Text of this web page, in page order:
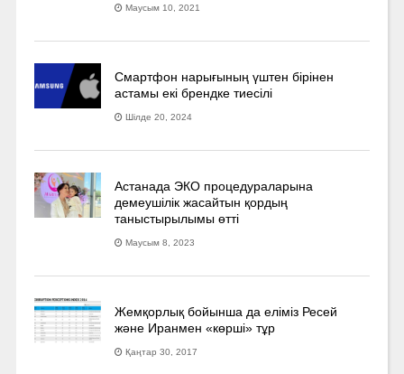
Маусым 10, 2021
Смартфон нарығының үштен бірінен
астамы екі брендке тиесілі
Шілде 20, 2024
Астанада ЭКО процедураларына
демеушілік жасайтын қордың
таныстырылымы өтті
Маусым 8, 2023
Жемқорлық бойынша да еліміз Ресей
және Иранмен «көрші» тұр
Қаңтар 30, 2017